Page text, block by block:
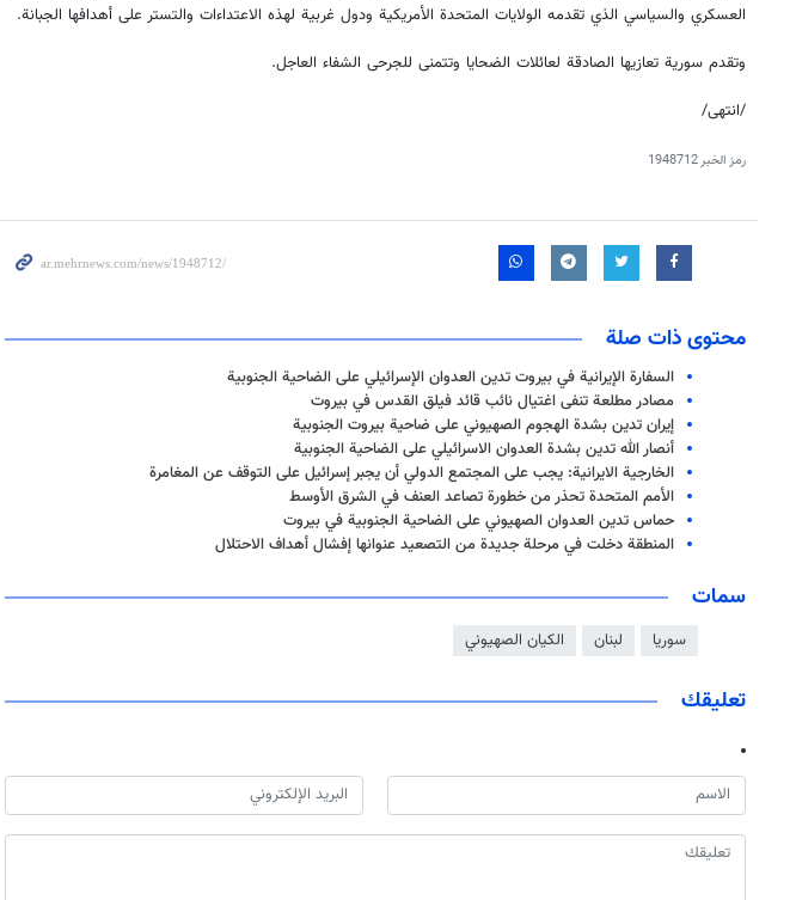
العسكري والسياسي الذي تقدمه الولايات المتحدة الأمريكية ودول غربية لهذه الاعتداءات والتستر على أهدافها الجبانة.
وتقدم سورية تعازيها الصادقة لعائلات الضحايا وتتمنى للجرحى الشفاء العاجل.
/انتهى/
رمز الخبر1948712
محتوى ذات صلة
السفارة الإيرانية في بيروت تدين العدوان الإسرائيلي على الضاحية الجنوبية
مصادر مطلعة تنفی اغتیال نائب قائد فیلق القدس في بيروت
إيران تدين بشدة الهجوم الصهيوني على ضاحية بيروت الجنوبية
أنصار الله تدين بشدة العدوان الاسرائيلي على الضاحية الجنوبية
الخارجية الايرانية: يجب على المجتمع الدولي أن يجبر إسرائيل على التوقف عن المغامرة
الأمم المتحدة تحذر من خطورة تصاعد العنف في الشرق الأوسط
حماس تدين العدوان الصهيوني على الضاحية الجنوبية في بيروت
المنطقة دخلت في مرحلة جديدة من التصعيد عنوانها إفشال أهداف الاحتلال
سمات
سوريا لبنان الكيان الصهيوني
تعليقك